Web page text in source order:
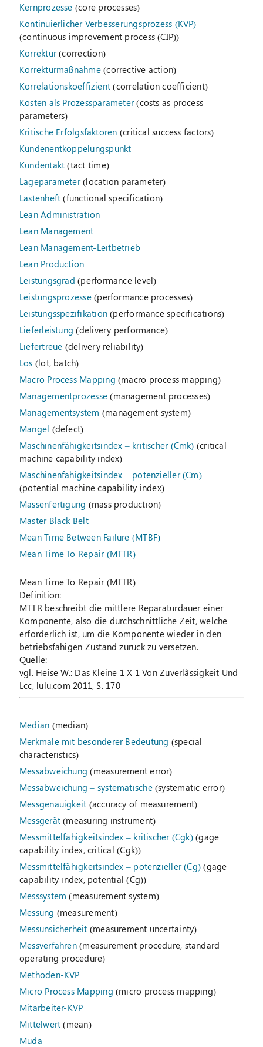
Kernprozesse (core processes)
Kontinuierlicher Verbesserungsprozess (KVP)
(continuous improvement process (CIP))
Korrektur(correction)
Korrekturmaßnahme(corrective action)
Korrelationskoeffizient (correlation coefficient)
Kosten als Prozessparameter(costs as process
parameters)
Kritische Erfolgsfaktoren (critical success factors)
Kundenentkoppelungspunkt
Kundentakt (tact time)
Lageparameter(location parameter)
Lastenheft (functional specification)
Lean Administration
Lean Management
Lean Management-Leitbetrieb
Lean Production
Leistungsgrad (performance level)
Leistungsprozesse(performance processes)
Leistungsspezifikation(performance specifications)
Lieferleistung (delivery performance)
Liefertreue (delivery reliability)
Los (lot, batch)
Macro Process Mapping (macro process mapping)
Managementprozesse (management processes)
Managementsystem (management system)
Mangel (defect)
Maschinenfähigkeitsindex – kritischer (Cmk) (critical
machine capability index)
Maschinenfähigkeitsindex – potenzieller (Cm)
(potential machine capability index)
Massenfertigung (mass production)
Master Black Belt
Mean Time Between Failure (MTBF)
Mean Time To Repair (MTTR)
Mean Time To Repair (MTTR)
Definition:
MTTR beschreibt die mittlere Reparaturdauer einer
Komponente, also die durchschnittliche Zeit, welche
erforderlich ist, um die Komponente wieder in den
betriebsfähigen Zustand zurück zu versetzen.
Quelle:
vgl. Heise W.: Das Kleine 1 X 1 Von Zuverlâssigkeit Und
Lcc, lulu.com 2011, S. 170
Median (median)
Merkmale mit besonderer Bedeutung (special
characteristics)
Messabweichung (measurement error)
Messabweichung – systematische(systematic error)
Messgenauigkeit (accuracy of measurement)
Messgerät (measuring instrument)
Messmittelfähigkeitsindex – kritischer (Cgk)(gage
capability index, critical (Cgk))
Messmittelfähigkeitsindex – potenzieller (Cg) (gage
capability index, potential (Cg))
Messsystem (measurement system)
Messung (measurement)
Messunsicherheit (measurement uncertainty)
Messverfahren(measurement procedure, standard
operating procedure)
Methoden-KVP
Micro Process Mapping (micro process mapping)
Mitarbeiter-KVP
Mittelwert (mean)
Muda